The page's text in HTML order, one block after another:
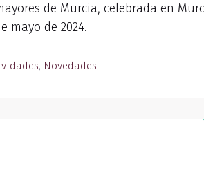
de Murcia, celebrada en
mayo de 2024.
, Novedades